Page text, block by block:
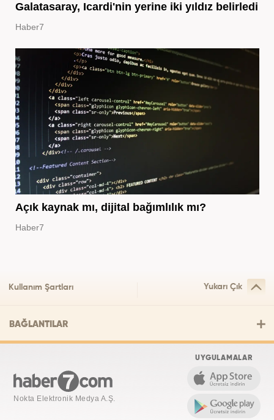
Galatasaray, Icardi'nin yerine iki yıldız belirledi
Haber7
Açık kaynak mı, dijital bağımlılık mı?
Haber7
Kullanım Şartları Yukarı Çık
BAĞLANTILAR
Nokta Elektronik Medya A.Ş.
UYGULAMALAR